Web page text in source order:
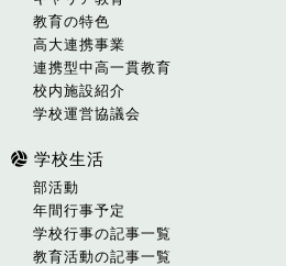
教育の特色
高大連携事業
連携型中高一貫教育
校内施設紹介
学校運営協議会
学校生活
部活動
年間行事予定
学校行事の記事一覧
教育活動の記事一覧